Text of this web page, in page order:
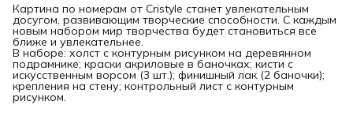
Картина по номерам от Cristyle станет увлекательным
досугом, развивающим творческие способности. С каждым
новым набором мир творчества будет становиться все
ближе и увлекательнее.
В наборе: холст с контурным рисунком на деревянном
подрамнике; краски акриловые в баночках; кисти с
искусственным ворсом (3 шт.); финишный лак (2 баночки);
крепления на стену; контрольный лист с контурным
рисунком.